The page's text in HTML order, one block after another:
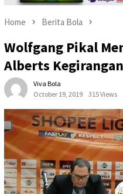
Home Berita Bola
Wolfgang Pikal
Alberts Kegirangan
Viva Bola
October 19, 2019
315 Views